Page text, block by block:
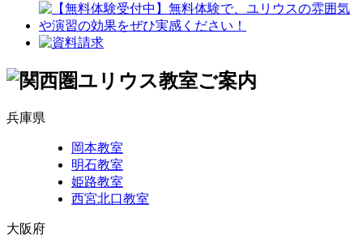
兵庫県
岡本教室
明石教室
姫路教室
西宮北口教室
大阪府